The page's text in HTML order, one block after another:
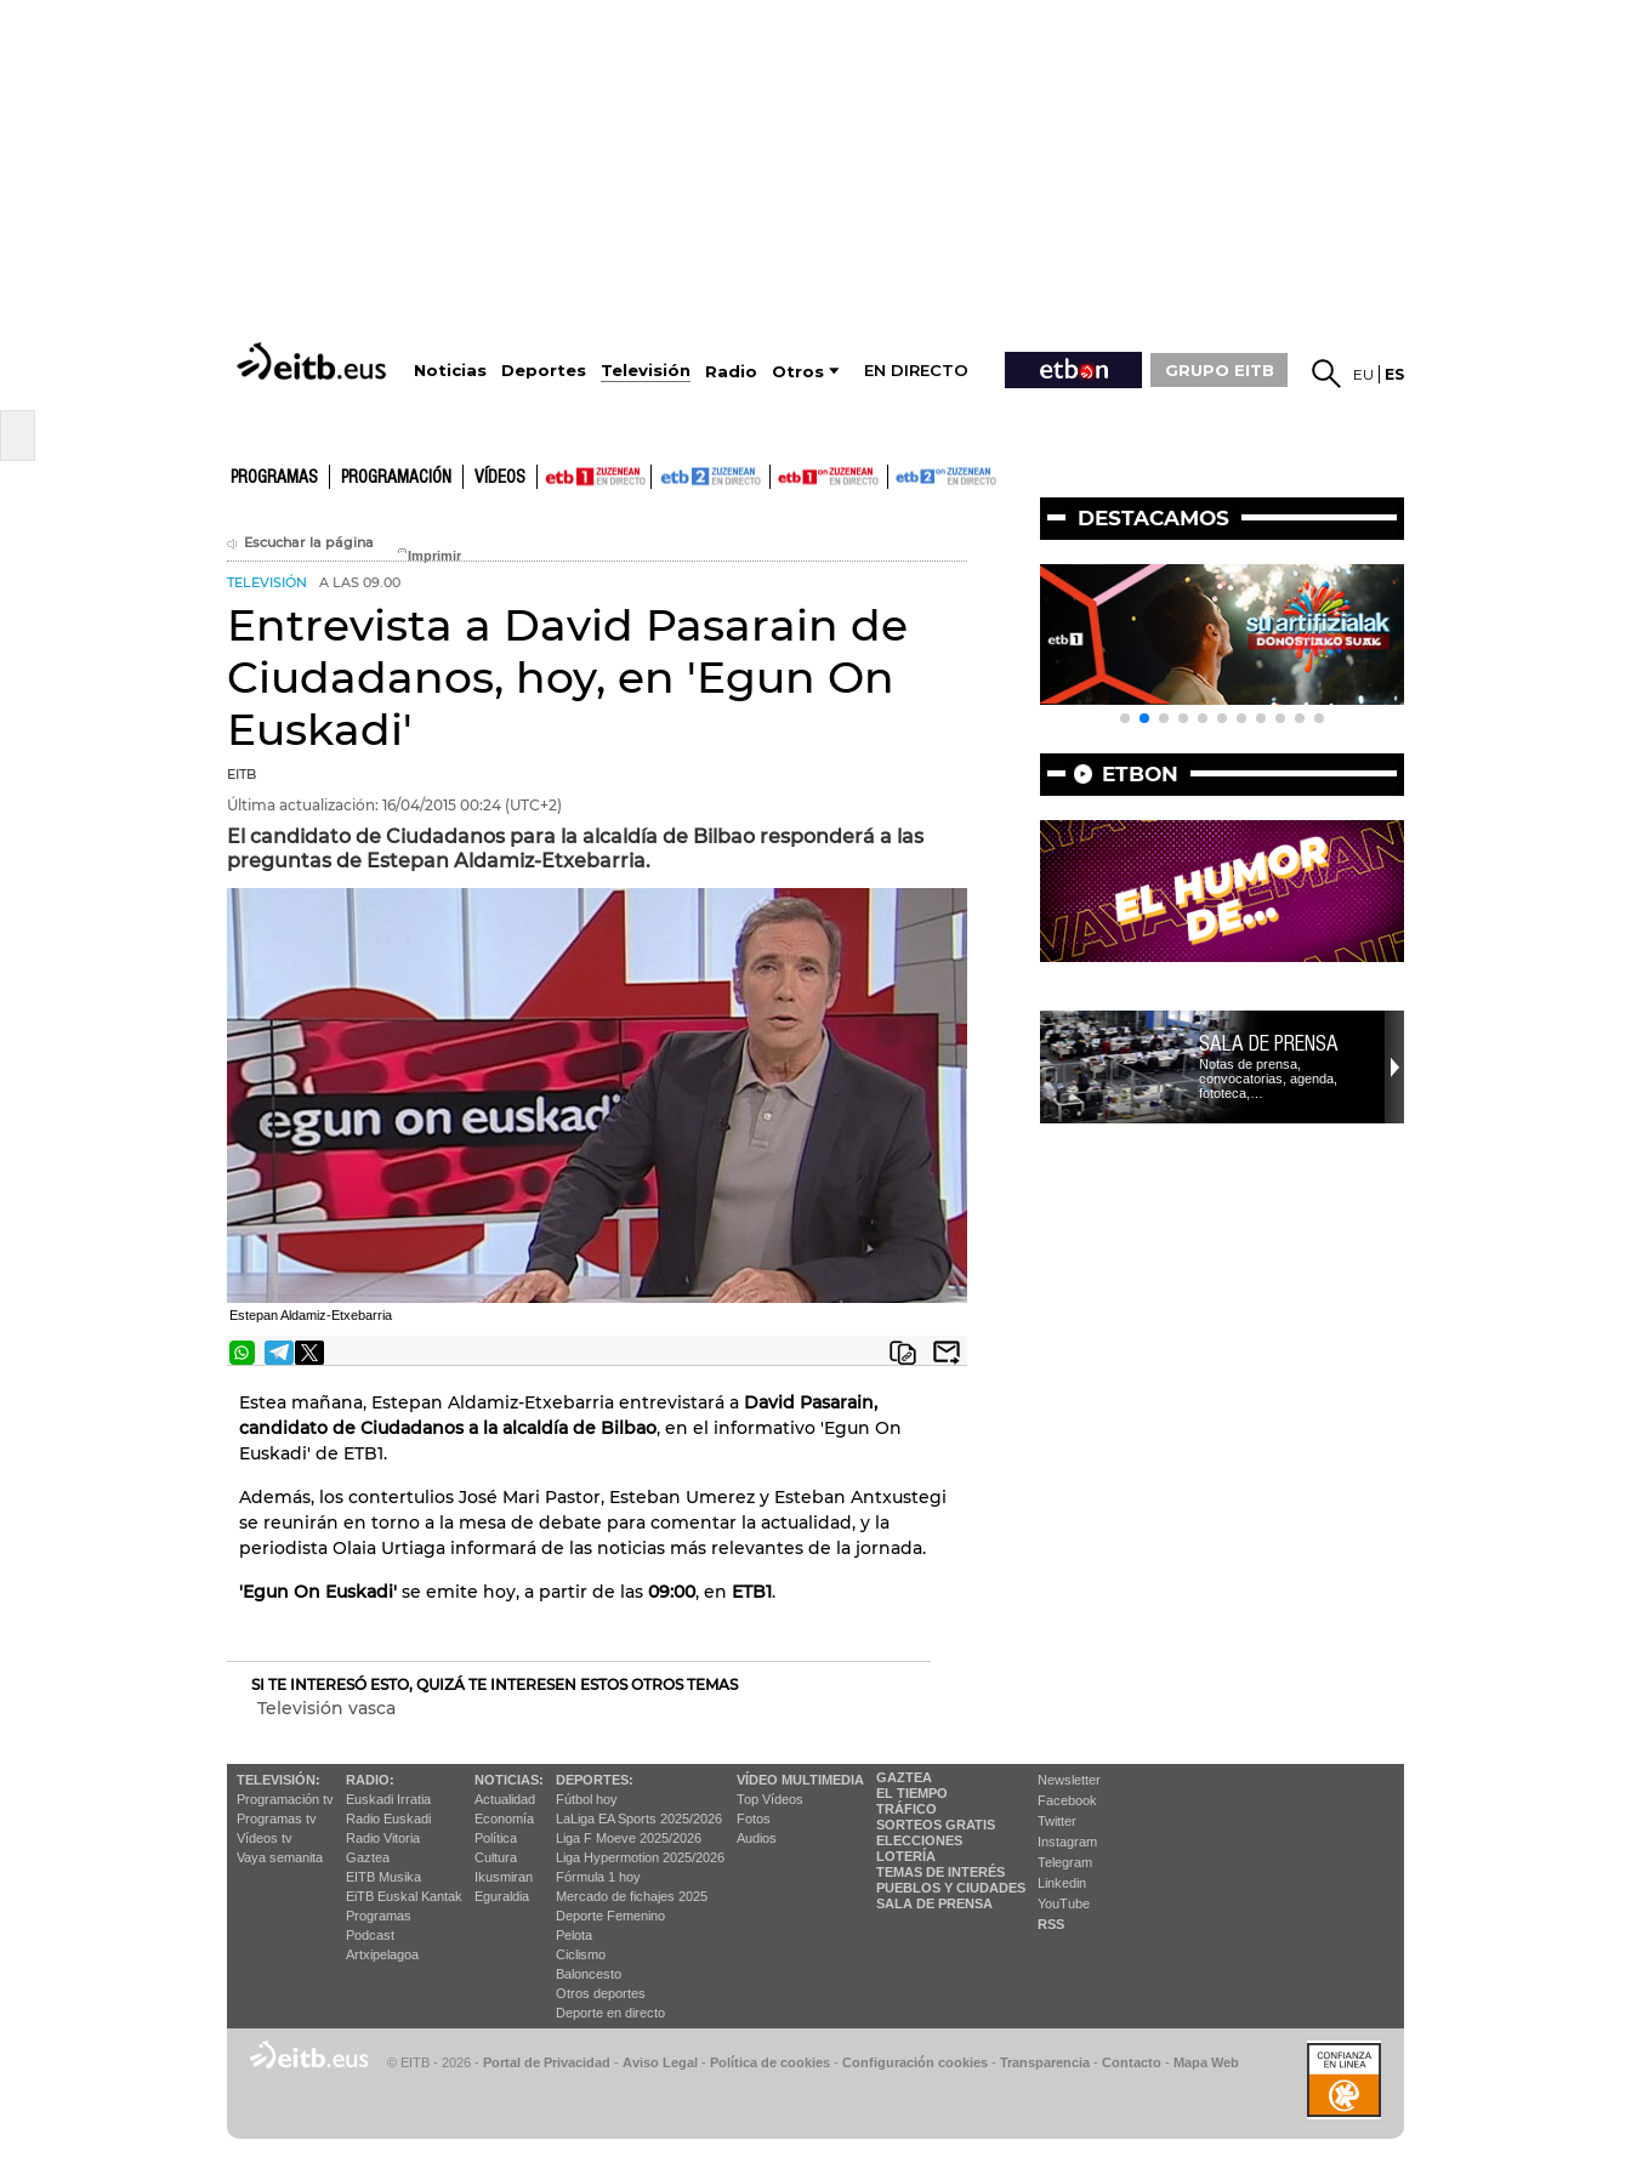
Noticias Deportes Televisión Radio Otros EN DIRECTO GRUPO EITB EU ES
PROGRAMAS PROGRAMACIÓN VÍDEOS
Escuchar la página
TELEVISIÓN A LAS 09.00
Entrevista a David Pasarain de
Ciudadanos, hoy, en 'Egun On
Euskadi'
EITB
Última actualización: 16/04/2015 00:24 (UTC+2)
El candidato de Ciudadanos para la alcaldía de Bilbao responderá a las
preguntas de Estepan Aldamiz-Etxebarria.
Estepan Aldamiz-Etxebarria
Estea mañana, Estepan Aldamiz-Etxebarria entrevistará a David Pasarain,
candidato de Ciudadanos a la alcaldía de Bilbao, en el informativo 'Egun On
Euskadi' de ETB1.
Además, los contertulios José Mari Pastor, Esteban Umerez y Esteban Antxustegi
se reunirán en torno a la mesa de debate para comentar la actualidad, y la
periodista Olaia Urtiaga informará de las noticias más relevantes de la jornada.
'Egun On Euskadi' se emite hoy, a partir de las 09:00, en ETB1.
SI TE INTERESÓ ESTO, QUIZÁ TE INTERESEN ESTOS OTROS TEMAS
Televisión vasca
DESTACAMOS
ETBON
SALA DE PRENSA
Notas de prensa,
convocatorias, agenda,
fototeca,…
TELEVISIÓN:
Programación tv
Programas tv
Vídeos tv
Vaya semanita
RADIO:
Euskadi Irratia
Radio Euskadi
Radio Vitoria
Gaztea
EITB Musika
EiTB Euskal Kantak
Programas
Podcast
Artxipelagoa
NOTICIAS:
Actualidad
Economía
Política
Cultura
Ikusmiran
Eguraldia
DEPORTES:
Fútbol hoy
LaLiga EA Sports 2025/2026
Liga F Moeve 2025/2026
Liga Hypermotion 2025/2026
Fórmula 1 hoy
Mercado de fichajes 2025
Deporte Femenino
Pelota
Ciclismo
Baloncesto
Otros deportes
Deporte en directo
VÍDEO MULTIMEDIA
Top Vídeos
Fotos
Audios
GAZTEA
EL TIEMPO
TRÁFICO
SORTEOS GRATIS
ELECCIONES
LOTERÍA
TEMAS DE INTERÉS
PUEBLOS Y CIUDADES
SALA DE PRENSA
Newsletter
Facebook
Twitter
Instagram
Telegram
Linkedin
YouTube
RSS
© EITB - 2026 - Portal de Privacidad - Aviso Legal - Política de cookies - Configuración cookies - Transparencia - Contacto - Mapa Web